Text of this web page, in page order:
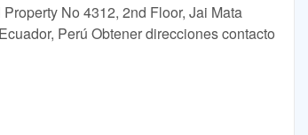
No 4312, 2nd Floor, Jai Mata
Perú Obtener direcciones contacto